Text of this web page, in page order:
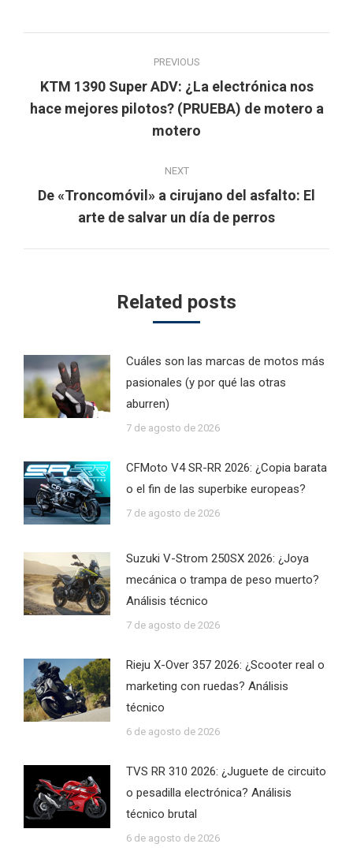
navigation
PREVIOUS
Previous
post:
KTM 1390 Super ADV: ¿La electrónica nos
hace mejores pilotos? (PRUEBA) de motero a
motero
NEXT
Next
post:
De «Troncomóvil» a cirujano del asfalto: El
arte de salvar un día de perros
Related posts
Cuáles son las marcas de motos más
pasionales (y por qué las otras
aburren)
7 de agosto de 2026
CFMoto V4 SR-RR 2026: ¿Copia barata
o el fin de las superbike europeas?
7 de agosto de 2026
Suzuki V-Strom 250SX 2026: ¿Joya
mecánica o trampa de peso muerto?
Análisis técnico
7 de agosto de 2026
Rieju X-Over 357 2026: ¿Scooter real o
marketing con ruedas? Análisis
técnico
6 de agosto de 2026
TVS RR 310 2026: ¿Juguete de circuito
o pesadilla electrónica? Análisis
técnico brutal
6 de agosto de 2026